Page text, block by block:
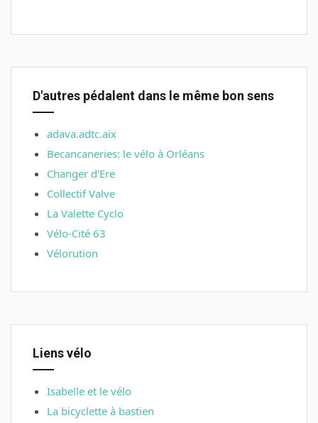
D'autres pédalent dans le même bon sens
adava.adtc.aix
Becancaneries: le vélo à Orléans
Changer d'Ere
Collectif Valve
La Valette Cyclo
Vélo-Cité 63
Vélorution
Liens vélo
Isabelle et le vélo
La bicyclette à bastien